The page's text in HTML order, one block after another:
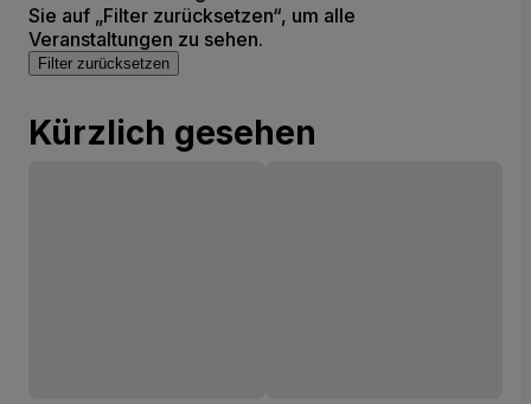
Sie auf „Filter zurücksetzen“, um alle
Veranstaltungen zu sehen.
Filter zurücksetzen
Kürzlich gesehen